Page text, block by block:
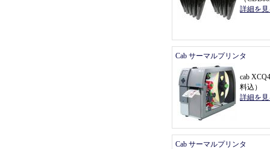
詳細を
Cab サーマルプリンタ
cab
料込 ）
詳細を
Cab サーマルプリンタ